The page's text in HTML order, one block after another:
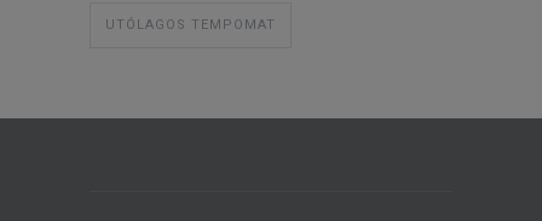
UTÓLAGOS TEMPOMAT